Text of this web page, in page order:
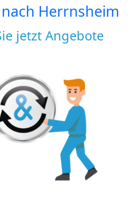
Herrnsheim
jetzt Angebote